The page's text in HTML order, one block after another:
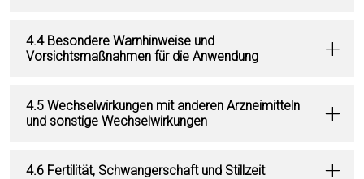
4.4 Besondere Warnhinweise und
Vorsichtsmaßnahmen für die Anwendung
4.5 Wechselwirkungen mit anderen Arzneimitteln
und sonstige Wechselwirkungen
4.6 Fertilität, Schwangerschaft und Stillzeit